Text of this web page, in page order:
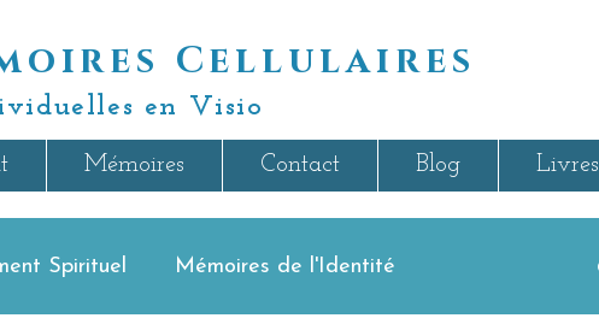
Cellulaires
en Visio
Mémoires Contact Blog Livres
Spirituel Mémoires de l'Identité